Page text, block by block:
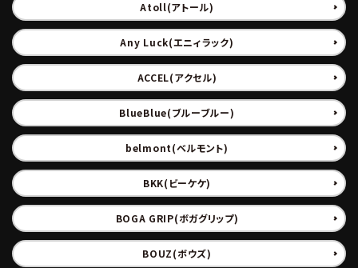
ブランド Atoll(アトール)
Any Luck(エニィラック)
ACCEL(アクセル)
BlueBlue(ブルーブルー)
belmont(ベルモント)
BKK(ビーケケ)
BOGA GRIP(ボガグリップ)
BOUZ(ボウズ)